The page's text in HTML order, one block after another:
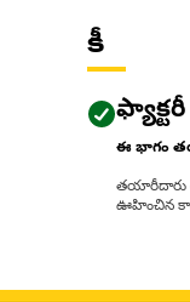
కీ
ఈ భాగం
తయారీదారు
ఊహించిన